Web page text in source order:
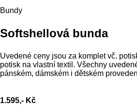
Bundy
Softshellová bunda
Uvedené ceny jsou za komplet vč.
potisk na vlastní textil. Všechny
pánském, dámském i dětském
1.595,- Kč